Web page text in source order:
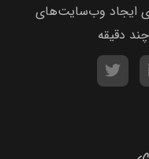
ایجاد وب‌سایت‌های
دقیقه